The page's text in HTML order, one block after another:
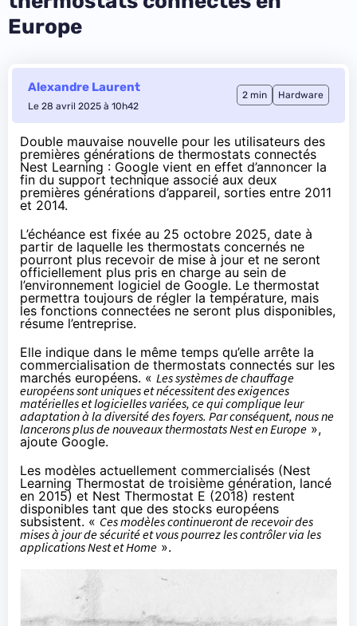
Europe
Alexandre Laurent
Le 28 avril 2025 à 10h42
2 min Hardware
Double mauvaise nouvelle pour les utilisateurs des
premières générations de thermostats connectés
Nest Learning : Google vient en effet d’annoncer la
fin du support technique associé aux deux
premières générations d’appareil, sorties entre 2011
et 2014.
L’échéance est fixée au 25 octobre 2025, date à
partir de laquelle les thermostats concernés ne
pourront plus recevoir de mise à jour et ne seront
officiellement plus pris en charge au sein de
l’environnement logiciel de Google. Le thermostat
permettra toujours de régler la température, mais
les fonctions connectées ne seront plus disponibles,
résume l’entreprise.
Elle indique dans le même temps qu’elle arrête la
commercialisation de thermostats connectés sur les
marchés européens. « Les systèmes de chauffage
européens sont uniques et nécessitent des exigences
matérielles et logicielles variées, ce qui complique leur
adaptation à la diversité des foyers. Par conséquent, nous ne
lancerons plus de nouveaux thermostats Nest en Europe »,
ajoute Google.
Les modèles actuellement commercialisés (Nest
Learning Thermostat de troisième génération, lancé
en 2015) et Nest Thermostat E (2018) restent
disponibles tant que des stocks européens
subsistent. « Ces modèles continueront de recevoir des
mises à jour de sécurité et vous pourrez les contrôler via les
applications Nest et Home ».